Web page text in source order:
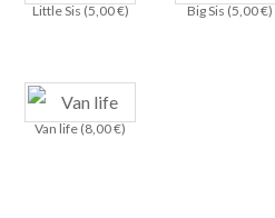
Little Sis (5,00€) Big Sis (5,00€)
Van life (8,00€)